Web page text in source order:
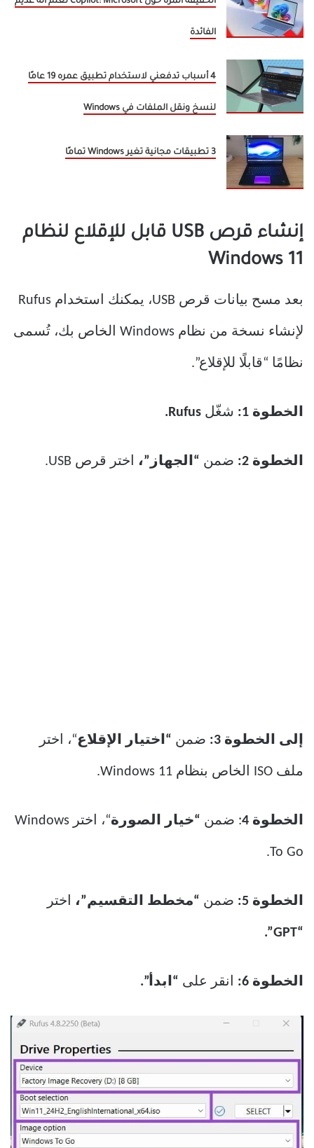
الفائدة
4 أسباب تدفعني لاستخدام تطبيق عمره 19 عامًا
لنسخ ونقل الملفات في Windows
3 تطبيقات مجانية تغير Windows تمامًا
إنشاء قرص USB قابل للإقلاع لنظام
Windows 11
بعد مسح بيانات قرص USB، يمكنك استخدام Rufus
لإنشاء نسخة من نظام Windows الخاص بك، تُسمى
نظامًا “قابلًا للإقلاع”.
الخطوة 1: شغّل Rufus.
الخطوة 2: ضمن “الجهاز”، اختر قرص USB.
إلى الخطوة 3: ضمن “اختيار الإقلاع“، اختر
ملف ISO الخاص بنظام Windows 11.
الخطوة 4 : ضمن “خيار الصورة “، اختر Windows
To Go.
الخطوة 5: ضمن “مخطط التقسيم”، اختر
“GPT”.
الخطوة 6: انقر على “ابدأ”.